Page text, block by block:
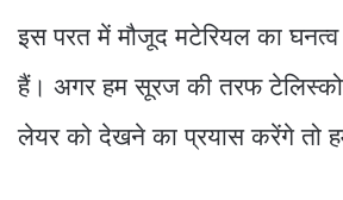
इस परत में मौजूद मटेरियल का
हैं। अगर हम सूरज की तरफ
लेयर को देखने का प्रयास करेंगे तो